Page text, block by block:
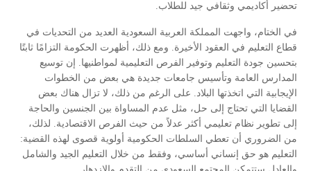
تحضير أكاديمي وثقافي جيد للطلاب.
في الختام، واجهت المملكة العربية السعودية العديد من التحديات في
قطاع التعليم في العقود الأخيرة. ومع ذلك، أظهرت الحكومة التزامًا ثابتًا
بتحسين جودة التعليم وتوفير الفرص التعليمية لمواطنيها. إن توسيع
المدارس العامة وتأسيس جامعات جديدة هي بعض من الخطوات
الإيجابية التي اتخذتها البلاد. على الرغم من ذلك، لا تزال هناك بعض
القضايا التي تحتاج إلى حل، مثل عدم المساواة بين الجنسين والحاجة
إلى تطوير نظام تعليمي أكثر عدلاً من حيث الفرص الاقتصادية. لذلك،
من الضروري أن تعطي السلطات الحكومية أولوية قصوى لهذه القضية:
التعليم هو حق إنساني أساسي، وفقط من خلال التعليم الجيد والشامل